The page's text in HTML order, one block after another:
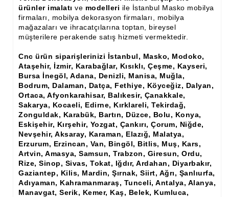
Ham Ahşap Şifonyer İmalatı Modelleri
Ham Ahşap Kitaplık İmalatı, Modelleri
Ham Ahşap Gümüşlük, Kaşıklık İmalatı, Modelleri
Ham Ahşap Koltuk İmalatı, Modelleri
Ham Ahşap Josefin Koltuk İskelet İmalatı, Modelleri
Ham Ahşap Ayna Çerçeve İmalatı, Modelleri
Ham Ahşap Dekoratif Ürün İmalatı, Modelleri
El Oyması Ham Ahşap Yatak Başlıkları
Ahşap Aksesuarlar
ürünler imalatı ve modelleri ile İstanbul Masko mobilya
firmaları, mobilya dekorasyon firmaları, mobilya
mağazaları ve ihracatçılarına toptan, bireysel
müşterilere perakende satış hizmeti vermektedir.
Cnc ürün siparişlerinizi İstanbul, Masko, Modoko,
Ataşehir, İzmir, Karabağlar, Kısıklı, Çeşme, Kayseri,
Bursa İnegöl, Adana, Denizli, Manisa, Muğla,
Bodrum, Dalaman, Datça, Fethiye, Köyceğiz, Dalyan,
Ortaca, Afyonkarahisar, Balıkesir, Çanakkale,
Sakarya, Kocaeli, Edirne, Kırklareli, Tekirdağ,
Zonguldak, Karabük, Bartın, Düzce, Bolu, Konya,
Eskişehir, Kırşehir, Yozgat, Çankırı, Çorum, Niğde,
Nevşehir, Aksaray, Karaman, Elazığ, Malatya,
Erzurum, Erzincan, Van, Bingöl, Bitlis, Muş, Kars,
Artvin, Amasya, Samsun, Trabzon, Giresun, Ordu,
Rize, Sinop, Sivas, Tokat, Iğdır, Ardahan, Diyarbakır,
Gaziantep, Kilis, Mardin, Şırnak, Siirt, Ağrı, Şanlıurfa,
Adıyaman, Kahramanmaraş, Tunceli, Antalya, Alanya,
Manavgat, Serik, Kemer, Kaş, Belek, Kumluca,